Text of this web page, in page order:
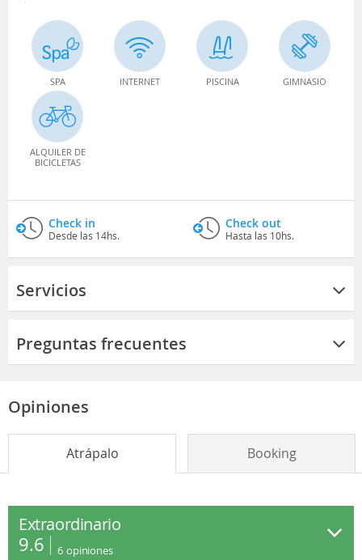
SPA INTERNET PISCINA GIMNASIO
ALQUILER DE
BICICLETAS
Check in
Desde las 14hs.
Check out
Hasta las 10hs.
Servicios
Preguntas frecuentes
Opiniones
Atrápalo Booking
Extraordinario
9.6 6 opiniones